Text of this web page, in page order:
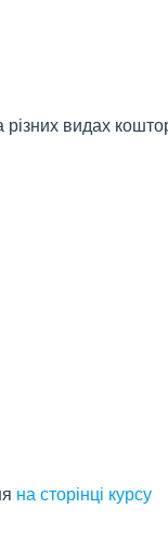
видах
на сторінці курсу